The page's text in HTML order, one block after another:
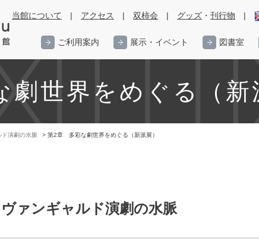
当館について | アクセス | 双柿会 | グッズ ・ 刊行物 |
ご利用案内 展示・イベント 図書室
世界をめぐる（新
演劇の水脈 > 第2章 多彩な劇世界をめぐる（新派展）
ァンギャルド演劇の水脈